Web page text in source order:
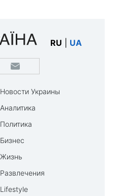
RU UA
Новости Украины
Аналитика
Политика
Бизнес
Жизнь
Развлечения
Lifestyle